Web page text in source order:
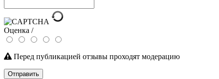
Оценка /
Перед публикацией отзывы проходят модерацию
Отправить